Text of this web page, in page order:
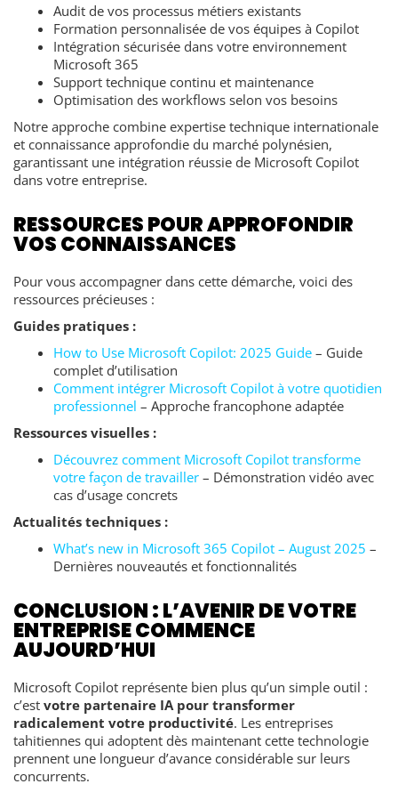
Audit de vos processus métiers existants
Formation personnalisée de vos équipes à Copilot
Intégration sécurisée dans votre environnement
Microsoft 365
Support technique continu et maintenance
Optimisation des workflows selon vos besoins
Notre approche combine expertise technique internationale
et connaissance approfondie du marché polynésien,
garantissant une intégration réussie de Microsoft Copilot
dans votre entreprise.
RESSOURCES POUR APPROFONDIR
VOS CONNAISSANCES
Pour vous accompagner dans cette démarche, voici des
ressources précieuses :
Guides pratiques :
How to Use Microsoft Copilot: 2025 Guide – Guide
complet d’utilisation
Comment intégrer Microsoft Copilot à votre quotidien
professionnel – Approche francophone adaptée
Ressources visuelles :
Découvrez comment Microsoft Copilot transforme
votre façon de travailler – Démonstration vidéo avec
cas d’usage concrets
Actualités techniques :
What’s new in Microsoft 365 Copilot – August 2025 –
Dernières nouveautés et fonctionnalités
CONCLUSION : L’AVENIR DE VOTRE
ENTREPRISE COMMENCE
AUJOURD’HUI
Microsoft Copilot représente bien plus qu’un simple outil :
c’est votre partenaire IA pour transformer
radicalement votre productivité. Les entreprises
tahitiennes qui adoptent dès maintenant cette technologie
prennent une longueur d’avance considérable sur leurs
concurrents.